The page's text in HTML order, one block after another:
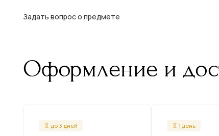
Задать вопрос о предмете
Оформление и
до 3 дней 1 день